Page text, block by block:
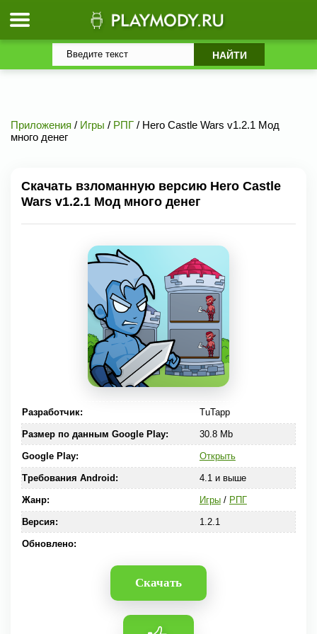
Приложения / Игры / РПГ / Hero Castle Wars v1.2.1 Мод
много денег
Скачать взломанную версию Hero Castle
Wars v1.2.1 Мод много денег
Разработчик: TuTapp
Размер по данным Google Play: 30.8 Mb
Google Play: Открыть
Требования Android: 4.1 и выше
Жанр: Игры/ РПГ
Версия: 1.2.1
Обновлено:
Скачать